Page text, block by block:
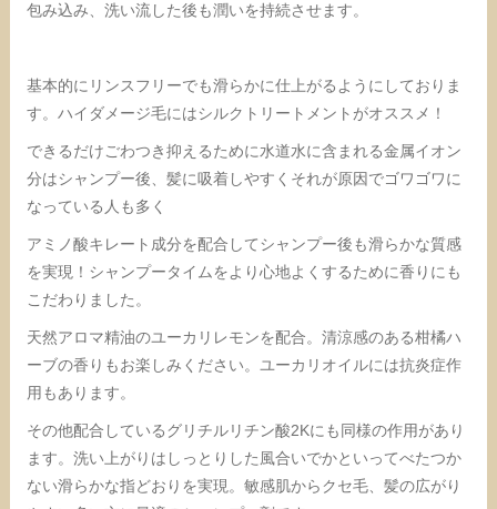
包み込み、洗い流した後も潤いを持続させます。
基本的にリンスフリーでも滑らかに仕上がるようにしておりま
す。ハイダメージ毛にはシルクトリートメントがオススメ！
できるだけごわつき抑えるために水道水に含まれる金属イオン
分はシャンプー後、髪に吸着しやすくそれが原因でゴワゴワに
なっている人も多く
アミノ酸キレート成分を配合してシャンプー後も滑らかな質感
を実現！シャンプータイムをより心地よくするために香りにも
こだわりました。
天然アロマ精油のユーカリレモンを配合。清涼感のある柑橘ハ
ーブの香りもお楽しみください。ユーカリオイルには抗炎症作
用もあります。
その他配合しているグリチルリチン酸2Kにも同様の作用があり
ます。洗い上がりはしっとりした風合いでかといってべたつか
ない滑らかな指どおりを実現。敏感肌からクセ毛、髪の広がり